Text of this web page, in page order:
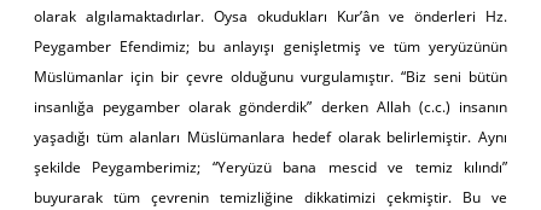
olarak algılamaktadırlar. Oysa okudukları Kur’ân ve önderleri Hz.
Peygamber Efendimiz; bu anlayışı genişletmiş ve tüm yeryüzünün
Müslümanlar için bir çevre olduğunu vurgulamıştır. “Biz seni bütün
insanlığa peygamber olarak gönderdik” derken Allah (c.c.) insanın
yaşadığı tüm alanları Müslümanlara hedef olarak belirlemiştir. Aynı
şekilde Peygamberimiz; “Yeryüzü bana mescid ve temiz kılındı”
buyurarak tüm çevrenin temizliğine dikkatimizi çekmiştir. Bu ve